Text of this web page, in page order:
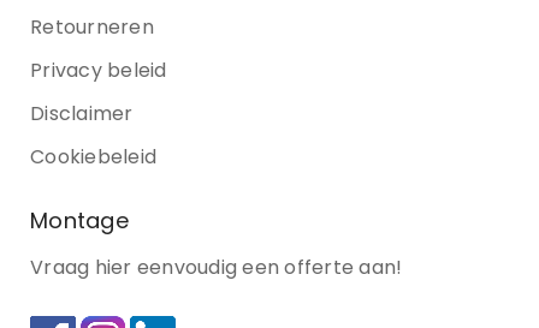
Retourneren
Privacy beleid
Disclaimer
Cookiebeleid
Montage
Vraag hier eenvoudig een offerte aan!